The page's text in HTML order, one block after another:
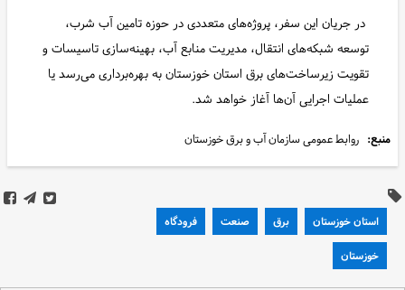
در جریان این سفر، پروژه‌های متعددی در حوزه تامین آب شرب،
توسعه شبکه‌های انتقال، مدیریت منابع آب، بهینه‌سازی تاسیسات و
تقویت زیرساخت‌های برق استان خوزستان به بهره‌برداری می‌رسد یا
عملیات اجرایی آن‌ها آغاز خواهد شد.
منبع: روابط عمومی سازمان آب و برق خوزستان
استان خوزستان برق صنعت فرودگاه
خوزستان